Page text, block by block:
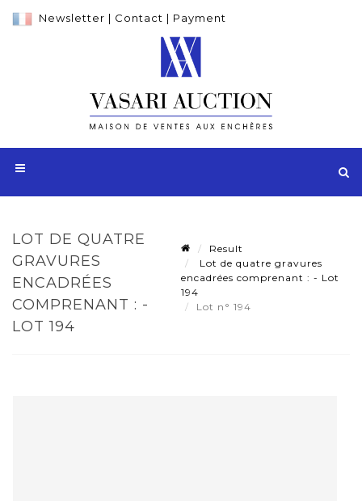
Newsletter | Contact | Payment
LOT DE QUATRE
GRAVURES
ENCADRÉES
COMPRENANT : -
LOT 194
Result
Lot de quatre gravures
encadrées comprenant : - Lot
194
Lot n° 194